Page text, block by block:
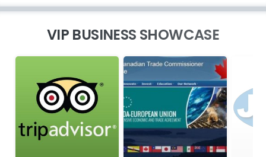
VIP BUSINESS SHOWCASE